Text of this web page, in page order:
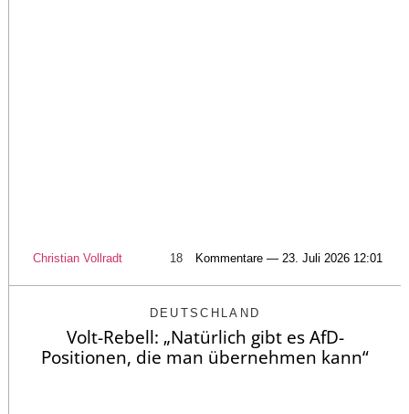
Christian Vollradt 18 Kommentare — 23. Juli 2026 12:01
DEUTSCHLAND
Volt-Rebell: „Natürlich gibt es AfD-
Positionen, die man übernehmen kann“